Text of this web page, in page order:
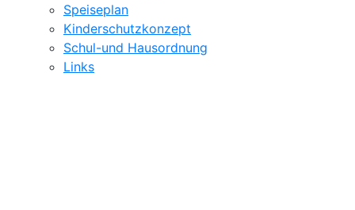
Speiseplan
Kinderschutzkonzept
Schul-und Hausordnung
Links